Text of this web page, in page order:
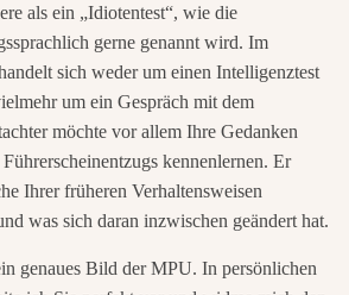
als ein „Idiotentest“, wie die
gerne genannt wird. Im
sich weder um einen Intelligenztest
um ein Gespräch mit dem
möchte vor allem Ihre Gedanken
kennenlernen. Er
Ihrer früheren Verhaltensweisen
was sich daran inzwischen geändert hat.
genaues Bild der MPU. In persönlichen